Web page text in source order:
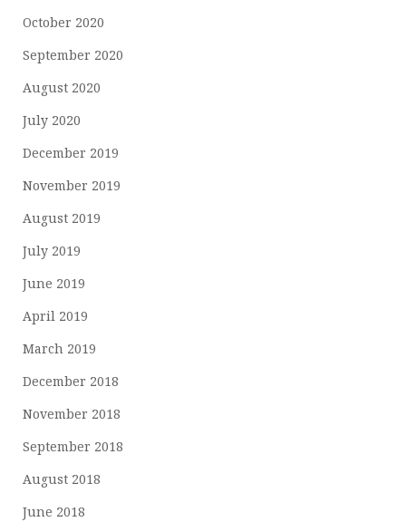
October 2020
September 2020
August 2020
July 2020
December 2019
November 2019
August 2019
July 2019
June 2019
April 2019
March 2019
December 2018
November 2018
September 2018
August 2018
June 2018